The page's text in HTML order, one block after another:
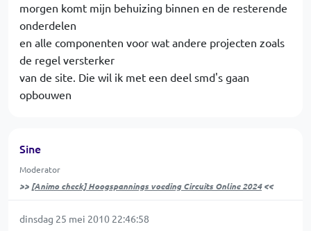
morgen komt mijn behuizing binnen en de resterende
onderdelen
en alle componenten voor wat andere projecten zoals
de regel versterker
van de site. Die wil ik met een deel smd's gaan
opbouwen
Sine
Moderator
>> [Animo check] Hoogspannings voeding Circuits Online 2024<<
dinsdag 25 mei 2010 22:46:58